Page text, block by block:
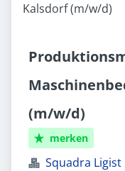
Kalsdorf (m/w/d)
(m/w/d)
merken
Squadra Ligist